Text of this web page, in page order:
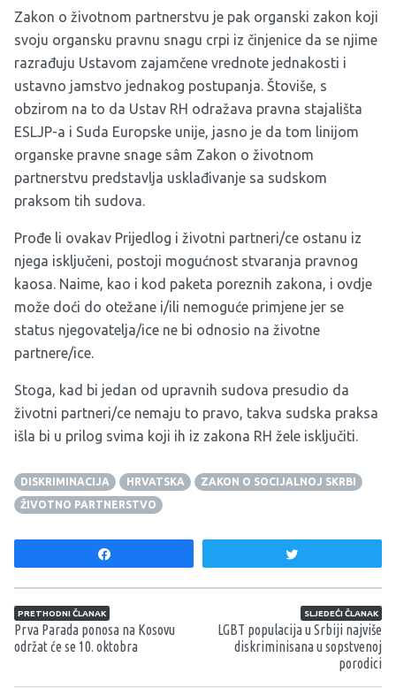
Zakon o životnom partnerstvu je pak organski zakon koji
svoju organsku pravnu snagu crpi iz činjenice da se njime
razrađuju Ustavom zajamčene vrednote jednakosti i
ustavno jamstvo jednakog postupanja. Štoviše, s
obzirom na to da Ustav RH odražava pravna stajališta
ESLJP-a i Suda Europske unije, jasno je da tom linijom
organske pravne snage sâm Zakon o životnom
partnerstvu predstavlja usklađivanje sa sudskom
praksom tih sudova.
Prođe li ovakav Prijedlog i životni partneri/ce ostanu iz
njega isključeni, postoji mogućnost stvaranja pravnog
kaosa. Naime, kao i kod paketa poreznih zakona, i ovdje
može doći do otežane i/ili nemoguće primjene jer se
status njegovatelja/ice ne bi odnosio na životne
partnere/ice.
Stoga, kad bi jedan od upravnih sudova presudio da
životni partneri/ce nemaju to pravo, takva sudska praksa
išla bi u prilog svima koji ih iz zakona RH žele isključiti.
DISKRIMINACIJA HRVATSKA
ZAKON O SOCIJALNOJ SKRBI
ŽIVOTNO PARTNERSTVO
Navigacija članaka
PRETHODNI ČLANAK
Prva Parada ponosa na Kosovu
održat će se 10. oktobra
SLJEDEĆI ČLANAK
LGBT populacija u Srbiji najviše
diskriminisana u sopstvenoj
porodici